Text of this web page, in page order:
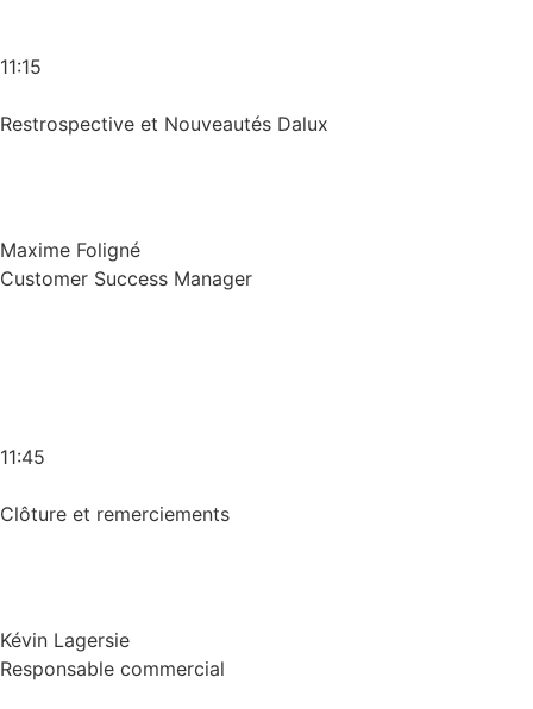
11:15
Restrospective et Nouveautés Dalux
Maxime Foligné
Customer Success Manager
11:45
Clôture et remerciements
Kévin Lagersie
Responsable commercial